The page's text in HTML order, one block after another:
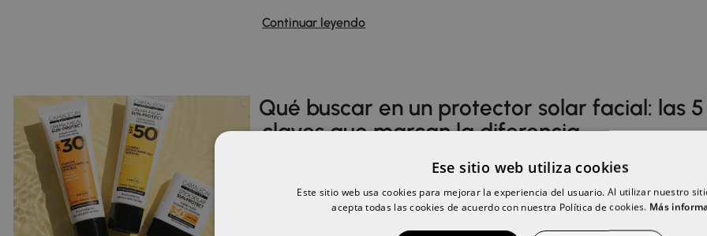
Continuar leyendo
Qué buscar en un protector solar facial: las 5
claves que marcan la diferencia
Sara Molina · Divulgadora / Formadora junio 12, 2026 ¿Qué debe tener un buen
protector solar facial? Un buen protector solar facial debe ofrecer protección
amplio espectro frente a rayos UVA y UVB, incluir ingredientes antioxidantes,
ayudar a mantener la función barrera de la piel, tener una textura cómoda
Ese sitio web utiliza cookies
Este sitio web usa cookies para mejorar la experiencia del usuario. Al utilizar nuestro
acepta todas las cookies de acuerdo con nuestra Política de cookies. Más